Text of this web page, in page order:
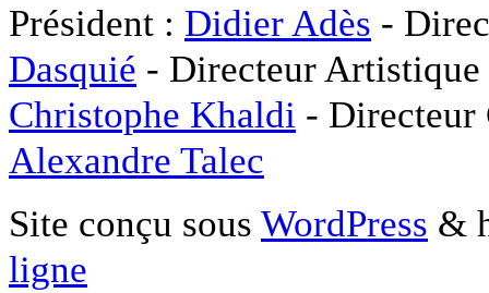
Président : Didier Adès -
Dasquié - Directeur
Christophe Khaldi -
Alexandre Talec
Site conçu sous WordPress &
ligne